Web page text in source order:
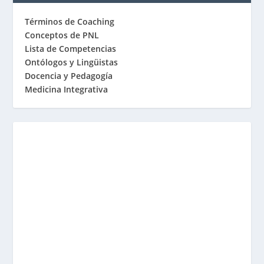
Términos de Coaching
Conceptos de PNL
Lista de Competencias
Ontólogos y Lingüistas
Docencia y Pedagogía
Medicina Integrativa